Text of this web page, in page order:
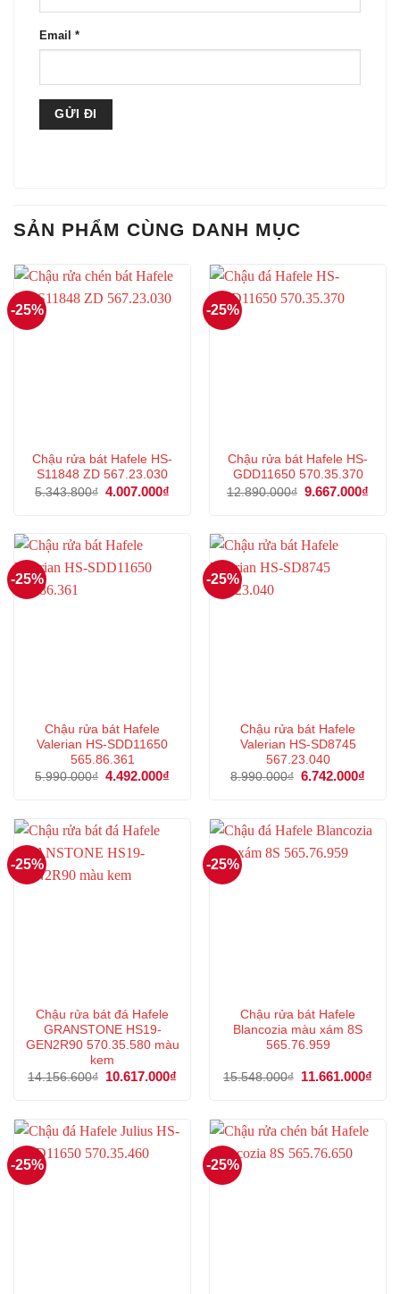
Email *
SẢN PHẨM CÙNG DANH MỤC
-25%
Chậu rửa bát Hafele HS-
S11848 ZD 567.23.030
5.343.800₫ Giá
4.007.000₫
4.007.000₫.
-25%
Chậu rửa bát Hafele HS-
GDD11650 570.35.370
12.890.000₫ Giá
9.667.000₫
-25%
Chậu rửa bát Hafele
Valerian HS-SDD11650
565.86.361
5.990.000₫ Giá
4.492.000₫
4.492.000₫.
-25%
Chậu rửa bát Hafele
Valerian HS-SD8745
567.23.040
8.990.000₫ Giá
6.742.000₫
-25%
Chậu rửa bát đá Hafele
GRANSTONE HS19-
GEN2R90 570.35.580 màu
kem
14.156.600₫
Giá
10.617.000₫
10.617.000₫.
-25%
Chậu rửa bát Hafele
Blancozia màu xám 8S
565.76.959
15.548.000₫
Giá
11.661.000₫
-25% -25%